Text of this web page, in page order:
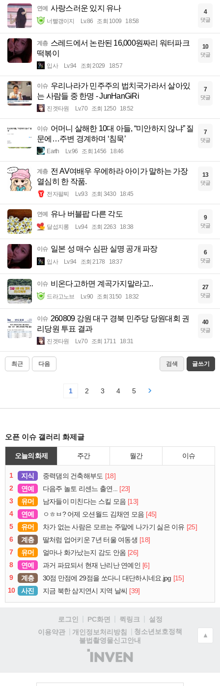
연예 사랑스러운 있지 유나
너빨갱이지 Lv.86 조회 1009 18:58
4
댓글
계층 스레드에서 논란된 16,000원짜리 워터파크
떡볶이
입사 Lv.94 조회 2029 18:57
10
댓글
이슈 우리나라가 민주주의 법치국가라서 살아있
는 사람들 중 한명 - JunHanGiRi
진겟타원 Lv.70 조회 1250 18:52
7
댓글
이슈 어머니 살해한 10대 아들, “미안하지 않냐” 질
문에…주변 경계하며 ‘침묵’
Earth Lv.96 조회 1456 18:46
7
댓글
계층 전 AV여배우 우에하라 아이가 말하는 가장
열심히 한 작품.
전자팔찌 Lv.93 조회 3430 18:45
13
댓글
연예 유나 버블팝 다른 각도
달섭지롱 Lv.94 조회 2263 18:38
9
댓글
이슈 일본 성 매수 심판 실명 공개 파장
입사 Lv.94 조회 2178 18:37
6
댓글
이슈 비온다고하면 계곡가지말라고..
드라고노브 Lv.90 조회 3150 18:32
27
댓글
이슈 260809 강원 대구 경북 민주당 당원대회 권
리당원 투표 결과
진겟타원 Lv.70 조회 1711 18:31
40
댓글
최근 다음 검색 글쓰기
1 2 3 4 5
오픈 이슈 갤러리 화제글
오늘의 화제 주간 월간 이슈
1 지식 중력댐의 건축해부도 [18]
2
연예 다음주 놀토 리센느 출연...
[23]
3
유머 남자들이 미친다는 스킬 모음 [13]
4
연예 ㅇㅎㅂ? 어제 오션월드 김채연 모음 [45]
5
유머 차가 없는 사람은 모르는 주말에 나가기 싫은 이유 [25]
6
계층 딸처럼 업어키운 7년 터울 여동생 [18]
7
유머 얼마나 화가났는지 감도 안옴 [26]
8
연예 과거 파묘되서 현재 난리난 연예인 [6]
9
계층 30점 만점에 29점을 쏘다니 대단하시네요.jpg [15]
10
사진 지금 북한 삼지연시 지역 날씨 [39]
로그인 PC화면 퀵링크
설정
이용약관
개인정보처리방침
청소년보호정책
불법촬영물신고안내
(주)
인
▲